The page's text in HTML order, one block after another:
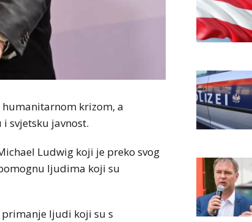
krizom, a
svjetsku javnost.
Ludwig koji je preko svog
ljudima koji su
primanje ljudi koji su s